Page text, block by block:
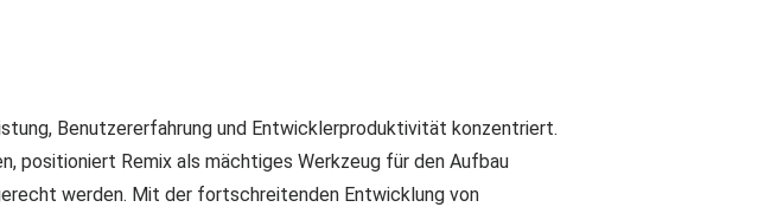
Benutzererfahrung und Entwicklerproduktivität konzentriert.
positioniert Remix als mächtiges Werkzeug für den Aufbau
werden. Mit der fortschreitenden Entwicklung von